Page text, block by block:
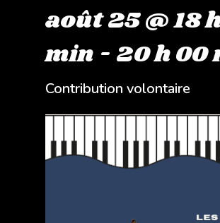
août 25 @ 18
min - 20 h 00
Contribution volontaire